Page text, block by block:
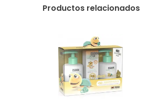
Productos relacionados